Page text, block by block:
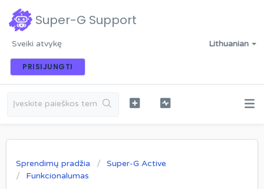
Super-G Support
Lithuanian
Sveiki atvykę
PRISIJUNGTI
Sprendimų pradžia
Super-G Active
Funkcionalumas